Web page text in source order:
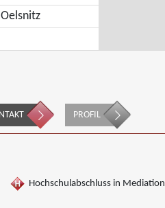
Oelsnitz
PROFIL
Hochschulabschluss in Mediation